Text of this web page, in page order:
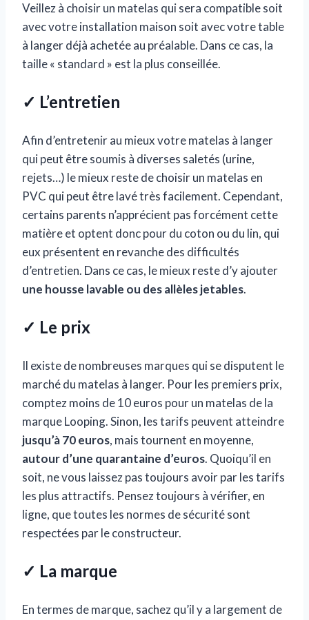
Veillez à choisir un matelas qui sera compatible soit
avec votre installation maison soit avec votre table
à langer déjà achetée au préalable. Dans ce cas, la
taille « standard » est la plus conseillée.
✓ L’entretien
Afin d’entretenir au mieux votre matelas à langer
qui peut être soumis à diverses saletés (urine,
rejets…) le mieux reste de choisir un matelas en
PVC qui peut être lavé très facilement. Cependant,
certains parents n’apprécient pas forcément cette
matière et optent donc pour du coton ou du lin, qui
eux présentent en revanche des difficultés
d’entretien. Dans ce cas, le mieux reste d’y ajouter
une housse lavable ou des allèles jetables.
✓ Le prix
Il existe de nombreuses marques qui se disputent le
marché du matelas à langer. Pour les premiers prix,
comptez moins de 10 euros pour un matelas de la
marque Looping. Sinon, les tarifs peuvent atteindre
jusqu’à 70 euros, mais tournent en moyenne,
autour d’une quarantaine d’euros. Quoiqu’il en
soit, ne vous laissez pas toujours avoir par les tarifs
les plus attractifs. Pensez toujours à vérifier, en
ligne, que toutes les normes de sécurité sont
respectées par le constructeur.
✓ La marque
En termes de marque, sachez qu’il y a largement de